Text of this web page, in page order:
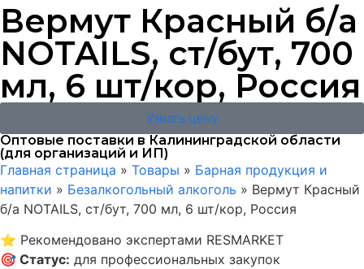
Вермут Красный б/а
NOTAILS, ст/бут, 700
мл, 6 шт/кор, Россия
Узнать цену
Оптовые поставки в Калининградской области
(для организаций и ИП)
Главная страница » Товары » Барная продукция и
напитки » Безалкогольный алкоголь » Вермут Красный
б/а NOTAILS, ст/бут, 700 мл, 6 шт/кор, Россия
⭐ Рекомендовано экспертами RESMARKET
🎯 Статус: для профессиональных закупок